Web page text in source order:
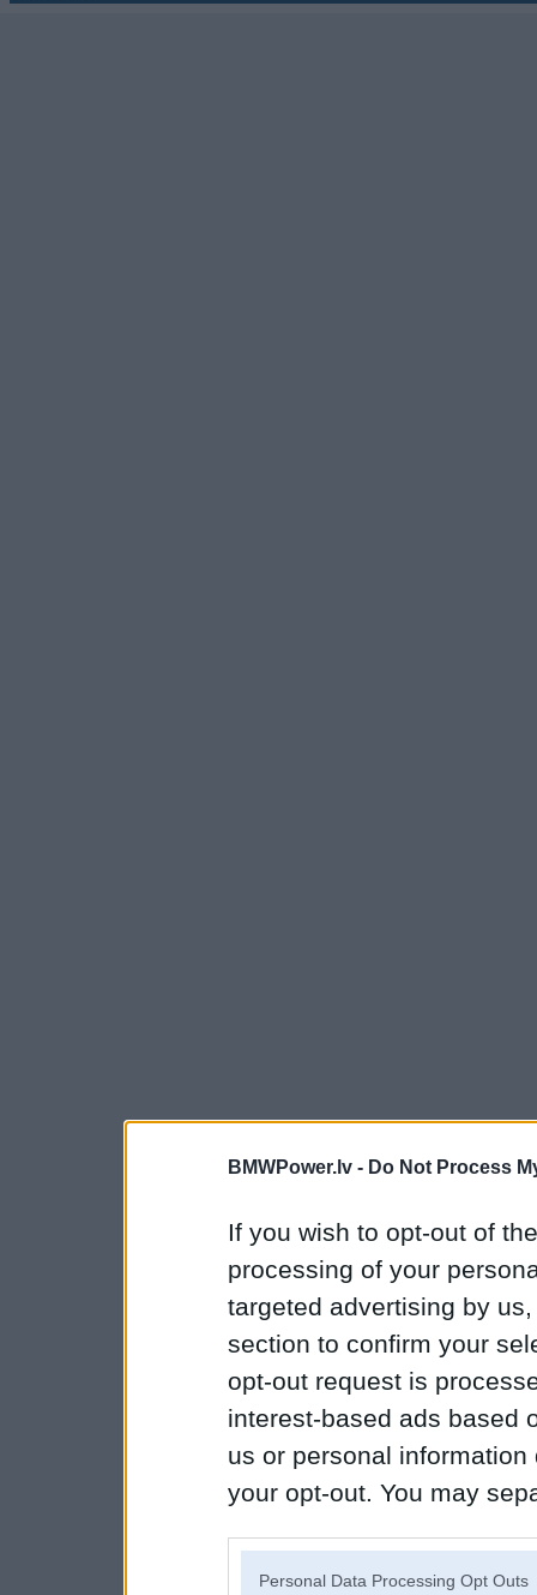
BMWPower.lv - Do Not Process
If you wish to opt-out of
processing of your
targeted advertising by
section to confirm your
opt-out request is
interest-based ads based
us or personal
your opt-out. You may
Personal Data Processing Opt Outs